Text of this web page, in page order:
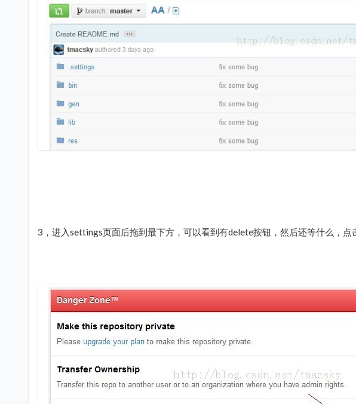
3，进入settings页面后拖到最下方，可以看到有delete按钮，然后还等什么，点